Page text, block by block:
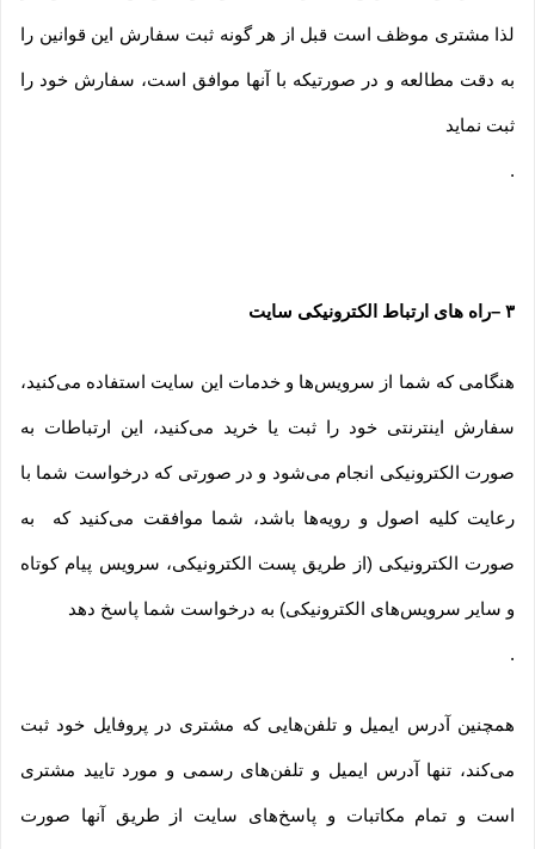
لذا مشتری موظف است قبل از هر گونه ثبت سفارش این قوانین را
به دقت مطالعه و در صورتیکه با آنها موافق است، سفارش خود را
ثبت نماید
.
۳ –راه های ارتباط الکترونیکی سایت
هنگامی که شما از سرویس‌‏ها و خدمات این سایت استفاده می‏‌کنید،
سفارش اینترنتی خود را ثبت یا خرید می‏‌کنید، این ارتباطات به
صورت الکترونیکی انجام می‏‌شود و در صورتی که درخواست شما با
رعایت کلیه اصول و رویه‏‌ها باشد، شما موافقت می‌‏کنید که به
صورت الکترونیکی (از طریق پست الکترونیکی، سرویس پیام کوتاه
و سایر سرویس‌های الکترونیکی) به درخواست شما پاسخ دهد
.
همچنین آدرس ایمیل و تلفن‌هایی که مشتری در پروفایل خود ثبت
می‌کند، تنها آدرس ایمیل و تلفن‌های رسمی و مورد تایید مشتری
است و تمام مکاتبات و پاسخ‌های سایت از طریق آنها صورت